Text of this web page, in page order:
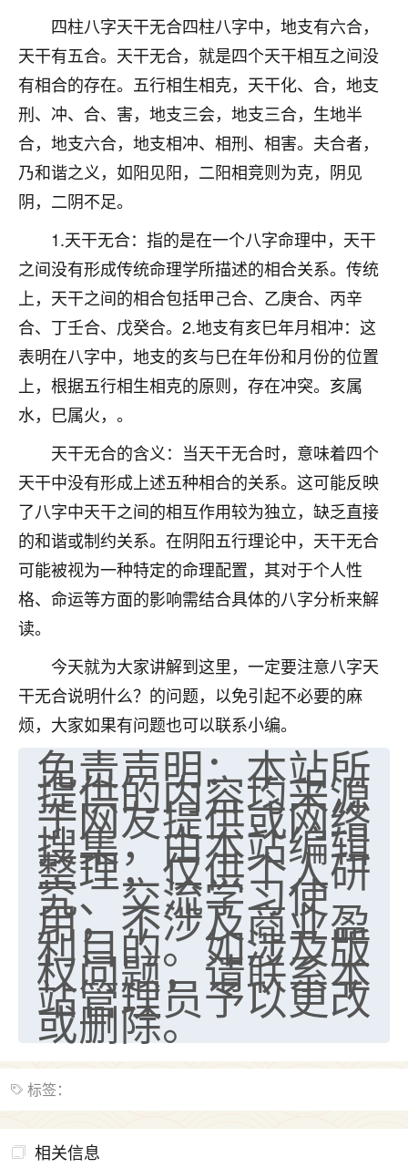
四柱八字天干无合四柱八字中，地支有六合，
天干有五合。天干无合，就是四个天干相互之间没
有相合的存在。五行相生相克，天干化、合，地支
刑、冲、合、害，地支三会，地支三合，生地半
合，地支六合，地支相冲、相刑、相害。夫合者，
乃和谐之义，如阳见阳，二阳相竞则为克，阴见
阴，二阴不足。
1.天干无合：指的是在一个八字命理中，天干
之间没有形成传统命理学所描述的相合关系。传统
上，天干之间的相合包括甲己合、乙庚合、丙辛
合、丁壬合、戊癸合。2.地支有亥巳年月相冲：这
表明在八字中，地支的亥与巳在年份和月份的位置
上，根据五行相生相克的原则，存在冲突。亥属
水，巳属火，。
天干无合的含义：当天干无合时，意味着四个
天干中没有形成上述五种相合的关系。这可能反映
了八字中天干之间的相互作用较为独立，缺乏直接
的和谐或制约关系。在阴阳五行理论中，天干无合
可能被视为一种特定的命理配置，其对于个人性
格、命运等方面的影响需结合具体的八字分析来解
读。
今天就为大家讲解到这里，一定要注意八字天
干无合说明什么？的问题，以免引起不必要的麻
烦，大家如果有问题也可以联系小编。
免责声明：本站所
提供的内容均来源
于网友提供或网络
搜集，由本站编辑
整理，仅供个人研
究、交流学习使
用，不涉及商业盈
利目的。如涉及版
权问题，请联系本
站管理员予以更改
或删除。
标签：
相关信息
金白水清
我也想找老师看看，有没有人给个联系方式的啊？
鹿森：慧来老师微信：gjsy0624
1天前 来自江西 12
青春168
2天前 来自山西 15
Jessica李
老师做不做超度法事？我想给我奶奶做超度，她今年
刚去世了。
七零老顽童：我母亲前年离世，刚开始我经常
做梦梦见她，后来也是朋友介绍，找到慧来老
师，安排了超度法事，做梦再也没有梦到过
了，一开始是半信半疑的，图个心安，给亡母
超度，现在看来，人不信也不行。
2天前 来自云南 11
优秀的张同学
老师收徒吗？？我对这些很感兴趣
2天前 来自山西 15